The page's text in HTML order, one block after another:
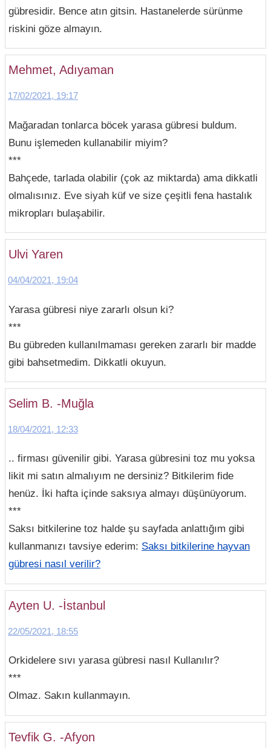
gübresidir. Bence atın gitsin. Hastanelerde sürünme
riskini göze almayın.
Mehmet, Adıyaman
17/02/2021, 19:17
Mağaradan tonlarca böcek yarasa gübresi buldum.
Bunu işlemeden kullanabilir miyim?
***
Bahçede, tarlada olabilir (çok az miktarda) ama dikkatli
olmalısınız. Eve siyah küf ve size çeşitli fena hastalık
mikropları bulaşabilir.
Ulvi Yaren
04/04/2021, 19:04
Yarasa gübresi niye zararlı olsun ki?
***
Bu gübreden kullanılmaması gereken zararlı bir madde
gibi bahsetmedim. Dikkatli okuyun.
Selim B. -Muğla
18/04/2021, 12:33
.. firması güvenilir gibi. Yarasa gübresini toz mu yoksa
likit mi satın almalıyım ne dersiniz? Bitkilerim fide
henüz. İki hafta içinde saksıya almayı düşünüyorum.
***
Saksı bitkilerine toz halde şu sayfada anlattığım gibi
kullanmanızı tavsiye ederim: Saksı bitkilerine hayvan
gübresi nasıl verilir?
Ayten U. -İstanbul
22/05/2021, 18:55
Orkidelere sıvı yarasa gübresi nasıl Kullanılır?
***
Olmaz. Sakın kullanmayın.
Tevfik G. -Afyon